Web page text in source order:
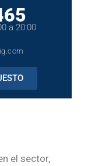
a 20:00
el sector,